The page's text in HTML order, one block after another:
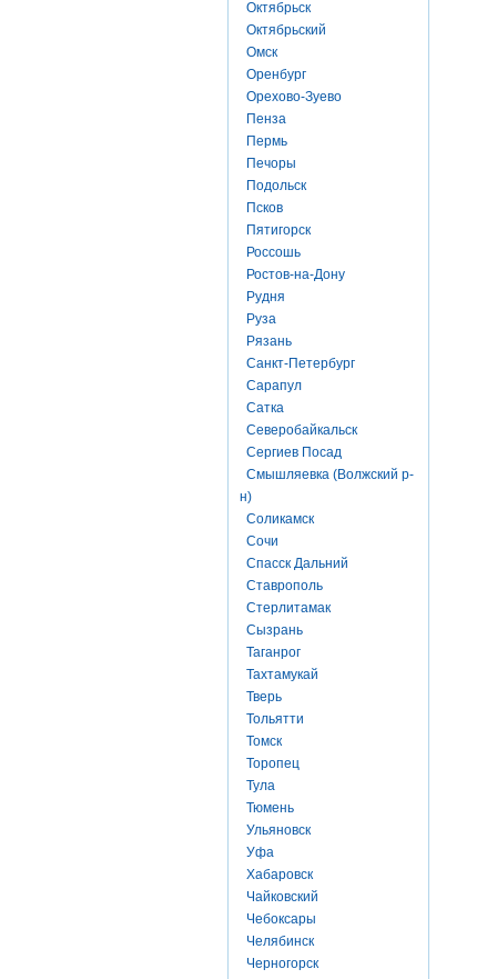
Октябрьск
Октябрьский
Омск
Оренбург
Орехово-Зуево
Пенза
Пермь
Печоры
Подольск
Псков
Пятигорск
Россошь
Ростов-на-Дону
Рудня
Руза
Рязань
Санкт-Петербург
Сарапул
Сатка
Северобайкальск
Сергиев Посад
Смышляевка (Волжский р-
н)
Соликамск
Сочи
Спасск Дальний
Ставрополь
Стерлитамак
Сызрань
Таганрог
Тахтамукай
Тверь
Тольятти
Томск
Торопец
Тула
Тюмень
Ульяновск
Уфа
Хабаровск
Чайковский
Чебоксары
Челябинск
Черногорск